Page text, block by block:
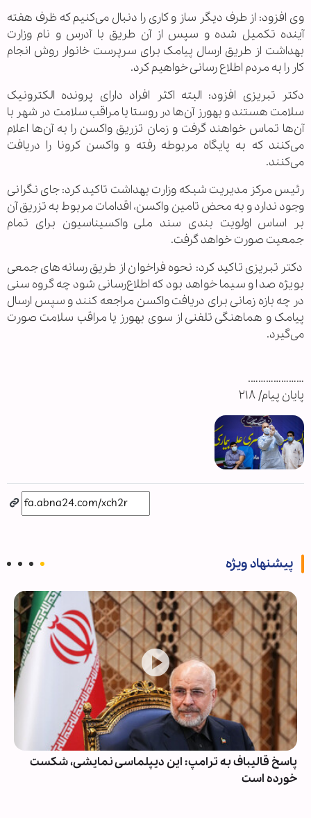
وی افزود: از طرف دیگر ساز و کاری را دنبال می‌کنیم که ظرف هفته
آینده تکمیل شده و سپس از آن طریق با آدرس و نام وزارت
بهداشت از طریق ارسال پیامک برای سرپرست خانوار روش انجام
کار را به مردم اطلاع رسانی خواهیم کرد.
دکتر تبریزی افزود: البته اکثر افراد دارای پرونده الکترونیک
سلامت هستند و بهورز آن‌ها در روستا یا مراقب سلامت در شهر با
آن‌ها تماس خواهند گرفت و زمان تزریق واکسن را به آن‌ها اعلام
می‌کنند که به پایگاه مربوطه رفته و واکسن کرونا را دریافت
می‌کنند.
رئیس مرکز مدیریت شبکه وزارت بهداشت تاکید کرد: جای نگرانی
وجود ندارد و به محض تامین واکسن، اقدامات مربوط به تزریق آن
بر اساس اولویت بندی سند ملی واکسیناسیون برای تمام
جمعیت صورت خواهد گرفت.
دکتر تبریزی تاکید کرد: نحوه فراخوان از طریق رسانه‌های جمعی
بویژه صدا و سیما خواهد بود که اطلاع‌رسانی شود چه گروه سنی
در چه بازه زمانی برای دریافت واکسن مراجعه کنند و سپس ارسال
پیامک و هماهنگی تلفنی از سوی بهورز یا مراقب سلامت صورت
می‌گیرد.
………………….
پایان پیام/ ۲۱۸
پیشنهاد ویژه
پاسخ قالیباف به ترامپ: این دیپلماسی نمایشی، شکست
خورده است